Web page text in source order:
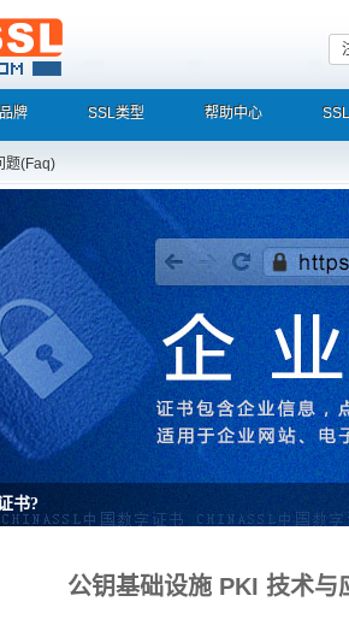
牌 SSL类型 帮助中心
题(Faq)
支持地址栏显示中文企业名称
证书,verisign EV SSL证书,完美支持地址栏显示中文
公钥基础设施 PKI 技术与